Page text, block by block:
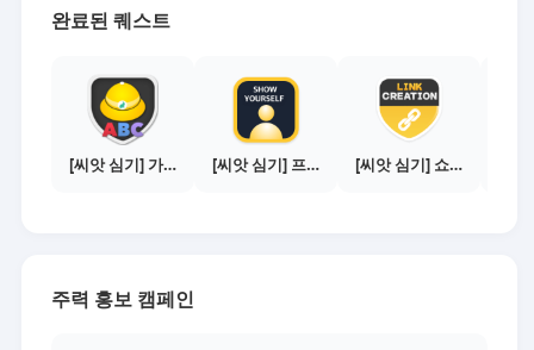
완료된 퀘스트
[씨앗 심기] 가이드보기 - 매체별 활동 가이드 [씨앗 심기] 프로필 사진 등록하기 [씨앗 심기] 쇼핑몰 링크 발급하기 - 제휴몰 10곳
주력 홍보 캠페인